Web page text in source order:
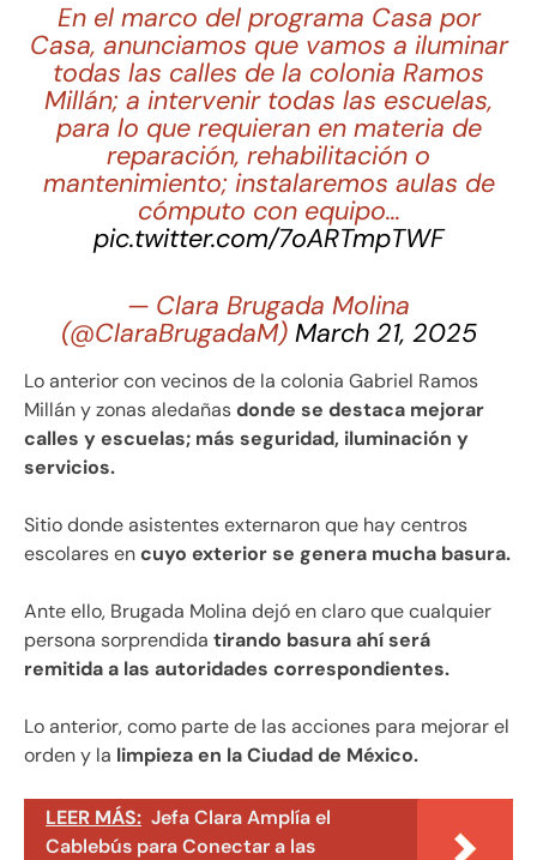
En el marco del programa Casa por
Casa, anunciamos que vamos a iluminar
todas las calles de la colonia Ramos
Millán; a intervenir todas las escuelas,
para lo que requieran en materia de
reparación, rehabilitación o
mantenimiento; instalaremos aulas de
cómputo con equipo…
pic.twitter.com/7oARTmpTWF
— Clara Brugada Molina
(@ClaraBrugadaM) March 21, 2025
Lo anterior con vecinos de la colonia Gabriel Ramos
Millán y zonas aledañasdonde se destaca mejorar
calles y escuelas; más seguridad, iluminación y
servicios.
Sitio donde asistentes externaron que hay centros
escolares encuyo exterior se genera mucha basura.
Ante ello, Brugada Molina dejó en claro que cualquier
persona sorprendida tirando basura ahí será
remitida a las autoridades correspondientes.
Lo anterior, como parte de las acciones para mejorar el
orden y la limpieza en la Ciudad de México.
LEER MÁS: Jefa Clara Amplía el
Cablebús para Conectar a las